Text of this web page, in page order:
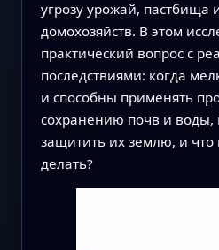
угрозу урожай, пастбища
домохозяйств. В этом
практический вопрос с
последствиями: когда
и способны применять
сохранению почв и воды,
защитить их землю, и
делать?